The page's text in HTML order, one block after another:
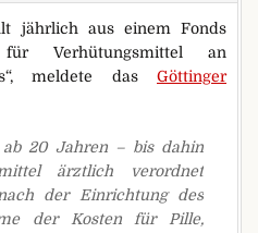
jährlich aus einem Fonds
Verhütungsmittel an
meldete das Göttinger
ab 20 Jahren – bis dahin
ärztlich verordnet
der Einrichtung des
der Kosten für Pille,